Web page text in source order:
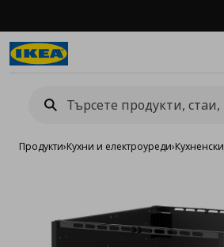
Продукти›Кухни и електроуреди›